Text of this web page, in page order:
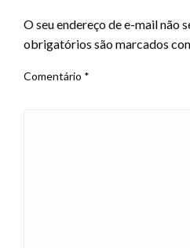
O seu endereço de e-mail não
obrigatórios são marcados
Comentário *